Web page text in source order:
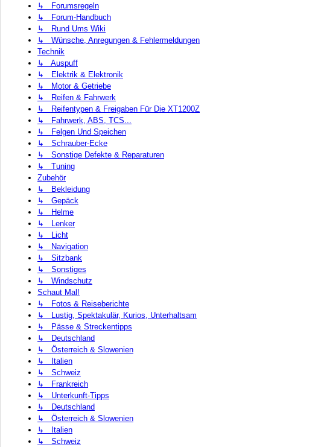
↳ Forumsregeln
↳ Forum-Handbuch
↳ Rund Ums Wiki
↳ Wünsche, Anregungen & Fehlermeldungen
Technik
↳ Auspuff
↳ Elektrik & Elektronik
↳ Motor & Getriebe
↳ Reifen & Fahrwerk
↳ Reifentypen & Freigaben Für Die XT1200Z
↳ Fahrwerk, ABS, TCS...
↳ Felgen Und Speichen
↳ Schrauber-Ecke
↳ Sonstige Defekte & Reparaturen
↳ Tuning
Zubehör
↳ Bekleidung
↳ Gepäck
↳ Helme
↳ Lenker
↳ Licht
↳ Navigation
↳ Sitzbank
↳ Sonstiges
↳ Windschutz
Schaut Mal!
↳ Fotos & Reiseberichte
↳ Lustig, Spektakulär, Kurios, Unterhaltsam
↳ Pässe & Streckentipps
↳ Deutschland
↳ Österreich & Slowenien
↳ Italien
↳ Schweiz
↳ Frankreich
↳ Unterkunft-Tipps
↳ Deutschland
↳ Österreich & Slowenien
↳ Italien
↳ Schweiz